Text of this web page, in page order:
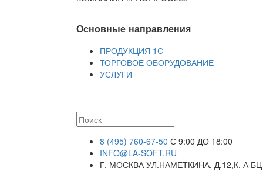
Основные направления
ПРОДУКЦИЯ 1С
ТОРГОВОЕ ОБОРУДОВАНИЕ
УСЛУГИ
8 (495) 760-67-50 С 9:00 ДО 18:00
INFO@LA-SOFT.RU
Г. МОСКВА УЛ.НАМЕТКИНА, Д.12,К. А